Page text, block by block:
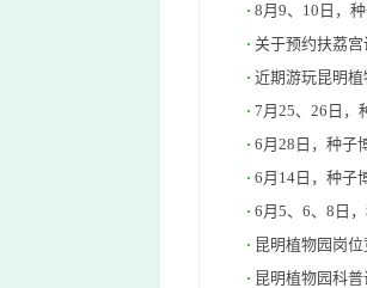
8月9、10日，
关于预约扶荔
近期游玩昆明
7月25、26日，
6月28日，种子
6月14日，种子
6月5、6、8日
昆明植物园岗
昆明植物园科